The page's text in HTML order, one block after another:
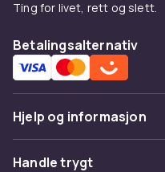
Ting for livet, rett og slett.
Betalingsalternativ
Hjelp og informasjon
Vanlige spørsmål
Handle trygt